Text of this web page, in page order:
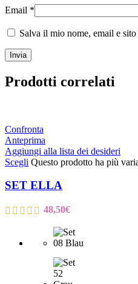
Email *
Salva il mio nome, email e
Prodotti correlati
Confronta
Anteprima
Aggiungi alla lista dei desideri
Scegli Questo prodotto ha più
SET ELLA
48,50€